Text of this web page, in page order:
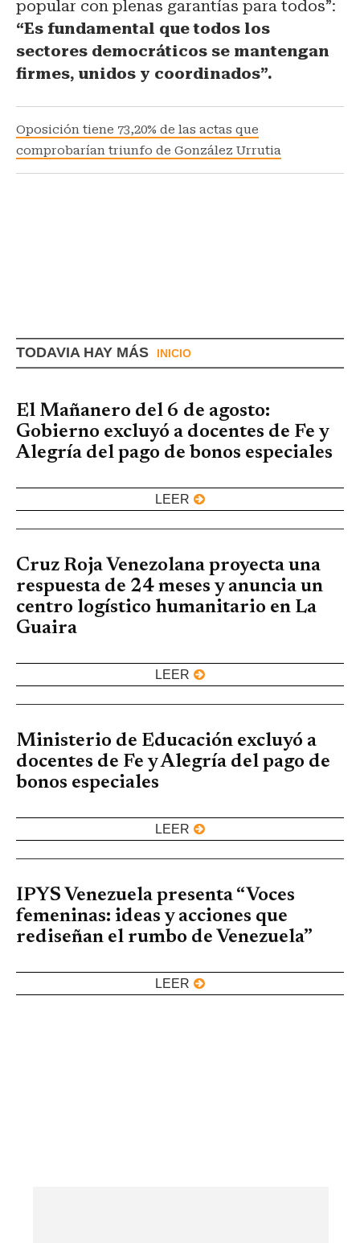
popular con plenas garantías para todos”:
“Es fundamental que todos los
sectores democráticos se mantengan
firmes, unidos y coordinados”.
Oposición tiene 73,20% de las actas que
comprobarían triunfo de González Urrutia
TODAVIA HAY MÁS INICIO
El Mañanero del 6 de agosto:
Gobierno excluyó a docentes de Fe y
Alegría del pago de bonos especiales
LEER
Cruz Roja Venezolana proyecta una
respuesta de 24 meses y anuncia un
centro logístico humanitario en La
Guaira
LEER
Ministerio de Educación excluyó a
docentes de Fe y Alegría del pago de
bonos especiales
LEER
IPYS Venezuela presenta “Voces
femeninas: ideas y acciones que
rediseñan el rumbo de Venezuela”
LEER